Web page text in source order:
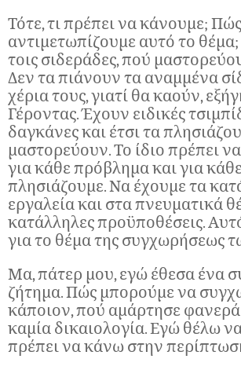
Τότε, τι πρέπει να κάνουμε;
αντιμετωπίζουμε αυτό το
τοις σιδεράδες, πού
Δεν τα πιάνουν τα αναμμένα
χέρια τους, γιατί θα καούν,
Γέροντας. Έχουν ειδικές
δαγκάνες και έτσι τα
μαστορεύουν. Το ίδιο πρέπει
για κάθε πρόβλημα και για
πλησιάζουμε. Να έχουμε τα
εργαλεία και στα πνευματικά
κατάλληλες προϋποθέσεις.
για το θέμα της συγχωρήσεως
Μα, πάτερ μου, εγώ έθεσα ένα
ζήτημα. Πώς μπορούμε να
κάποιον, πού αμάρτησε φανερά
καμία δικαιολογία. Εγώ θέλω
πρέπει να κάνω στην